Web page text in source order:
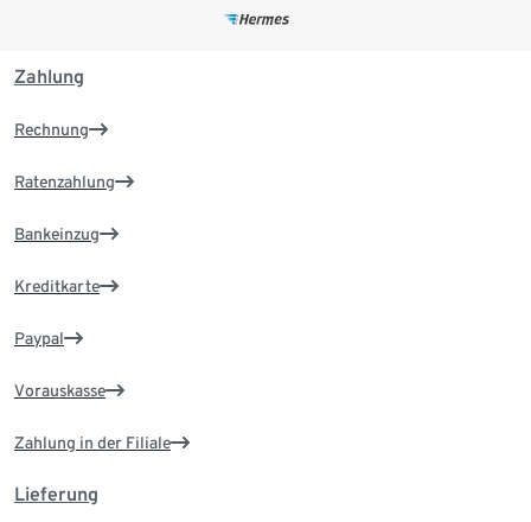
Zahlung
Rechnung
Ratenzahlung
Bankeinzug
Kreditkarte
Paypal
Vorauskasse
Zahlung in der Filiale
Lieferung